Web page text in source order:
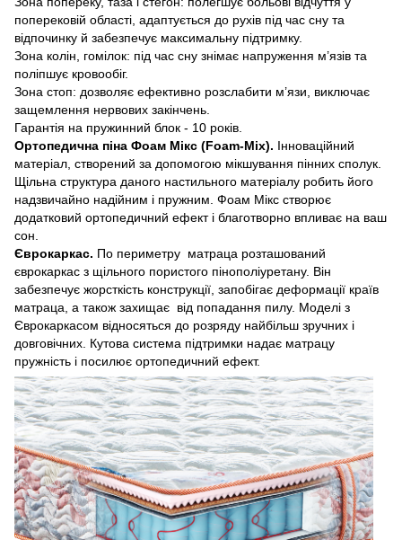
поперековій області, адаптується до рухів під час сну та
відпочинку й забезпечує максимальну підтримку.
Зона колін, гомілок: під час сну знімає напруження м’язів та
поліпшує кровообіг.
Зона стоп: дозволяє ефективно розслабити м’язи, виключає
защемлення нервових закінчень.
Гарантія на пружинний блок - 10 років.
Ортопедична піна Фоам Мікс (Foam-Мix). Інноваційний
матеріал, створений за допомогою мікшування пінних сполук.
Щільна структура даного настильного матеріалу робить його
надзвичайно надійним і пружним. Фоам Мікс створює
додатковий ортопедичний ефект і благотворно впливає на ваш
сон.
Єврокаркас. По периметру матраца розташований
єврокаркас з щільного пористого пінополіуретану. Він
забезпечує жорсткість конструкції, запобігає деформації країв
матраца, а також захищає від попадання пилу. Моделі з
Єврокаркасом відносяться до розряду найбільш зручних і
довговічних. Кутова система підтримки надає матрацу
пружність і посилює ортопедичний ефект.